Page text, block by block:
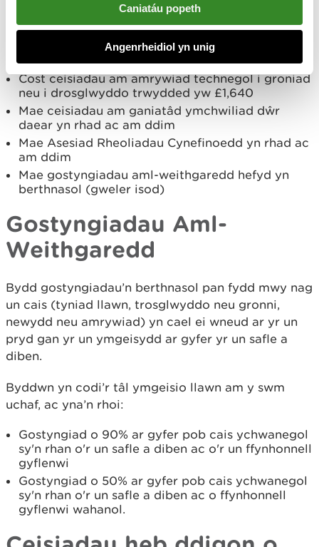
Caniatáu popeth
Angenrheidiol yn unig
Cost ceisiadau am groniad newydd,
trosglwyddiad neu drwydded dros dro yw £1,640
Cost ceisiadau am amrywiadau syml i groniad
neu i drosglwyddo trwydded yw £1,484
Cost ceisiadau am amrywiad technegol i groniad
neu i drosglwyddo trwydded yw £1,640
Mae ceisiadau am ganiatâd ymchwiliad dŵr
daear yn rhad ac am ddim
Mae Asesiad Rheoliadau Cynefinoedd yn rhad ac
am ddim
Mae gostyngiadau aml-weithgaredd hefyd yn
berthnasol (gweler isod)
Gostyngiadau Aml-
Weithgaredd
Bydd gostyngiadau’n berthnasol pan fydd mwy nag
un cais (tyniad llawn, trosglwyddo neu gronni,
newydd neu amrywiad) yn cael ei wneud ar yr un
pryd gan yr un ymgeisydd ar gyfer yr un safle a
diben.
Byddwn yn codi’r tâl ymgeisio llawn am y swm
uchaf, ac yna’n rhoi:
Gostyngiad o 90% ar gyfer pob cais ychwanegol
sy'n rhan o'r un safle a diben ac o'r un ffynhonnell
gyflenwi
Gostyngiad o 50% ar gyfer pob cais ychwanegol
sy'n rhan o'r un safle a diben ac o ffynhonnell
gyflenwi wahanol.